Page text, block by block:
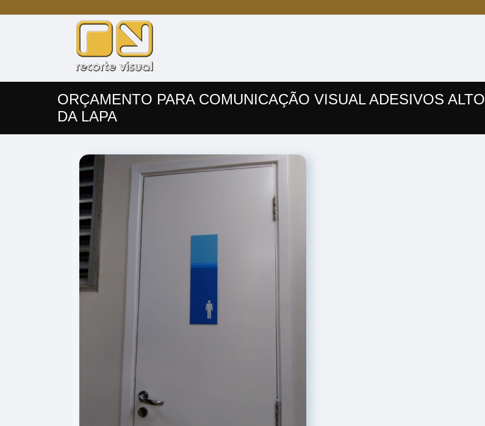
ORÇAMENTO PARA COMUNICAÇÃO VISUAL ADESIVOS ALTO
DA LAPA